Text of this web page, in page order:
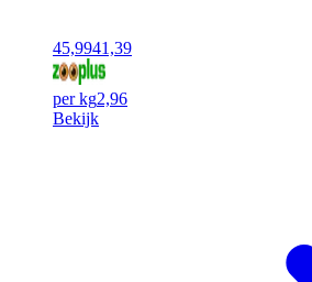
45,9941,39
per kg2,96
Bekijk